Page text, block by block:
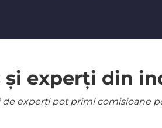
și experți din
experți pot primi comisioane